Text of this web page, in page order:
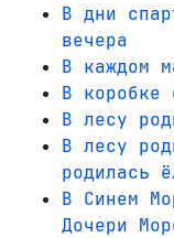
В дни
вечера
В каждом
В коробке
В лесу
В лесу
родилась
В Синем
Дочери